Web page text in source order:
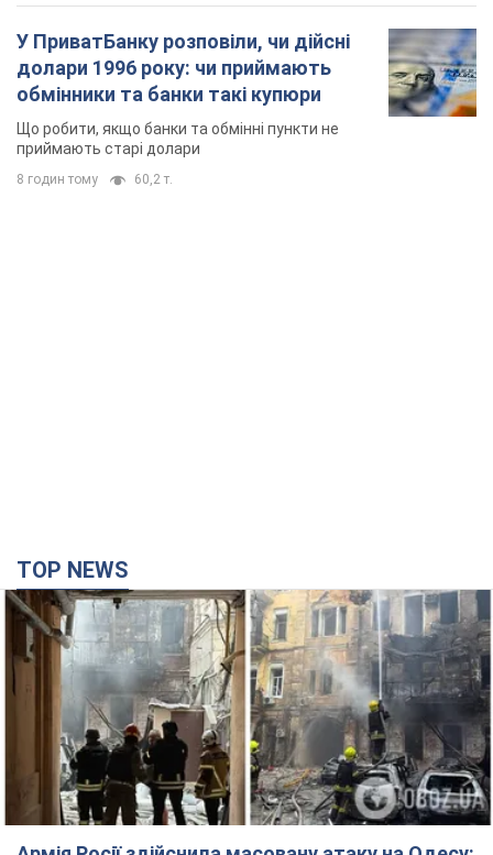
У ПриватБанку розповіли, чи дійсні
долари 1996 року: чи приймають
обмінники та банки такі купюри
Що робити, якщо банки та обмінні пункти не
приймають старі долари
8 годин тому 60,2 т.
TOP NEWS